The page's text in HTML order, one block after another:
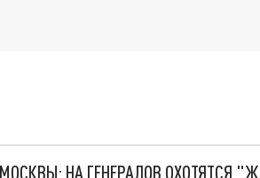
НА ГЕНЕРАЛОВ ОХОТЯТСЯ